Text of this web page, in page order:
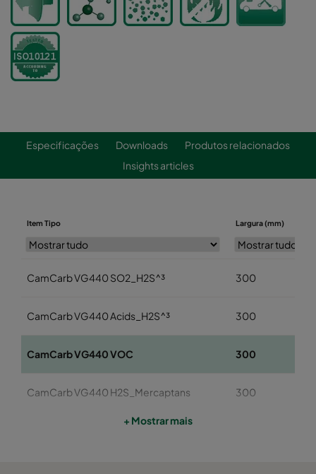
Especificações Downloads
Produtos relacionados
Insights articles
Item Tipo Largura (mm)
CamCarb VG440 SO2_H2S^³ 300
CamCarb VG440 Acids_H2S^³ 300
CamCarb VG440 VOC 300
CamCarb VG440 H2S_Mercaptans 300
+ Mostrar mais